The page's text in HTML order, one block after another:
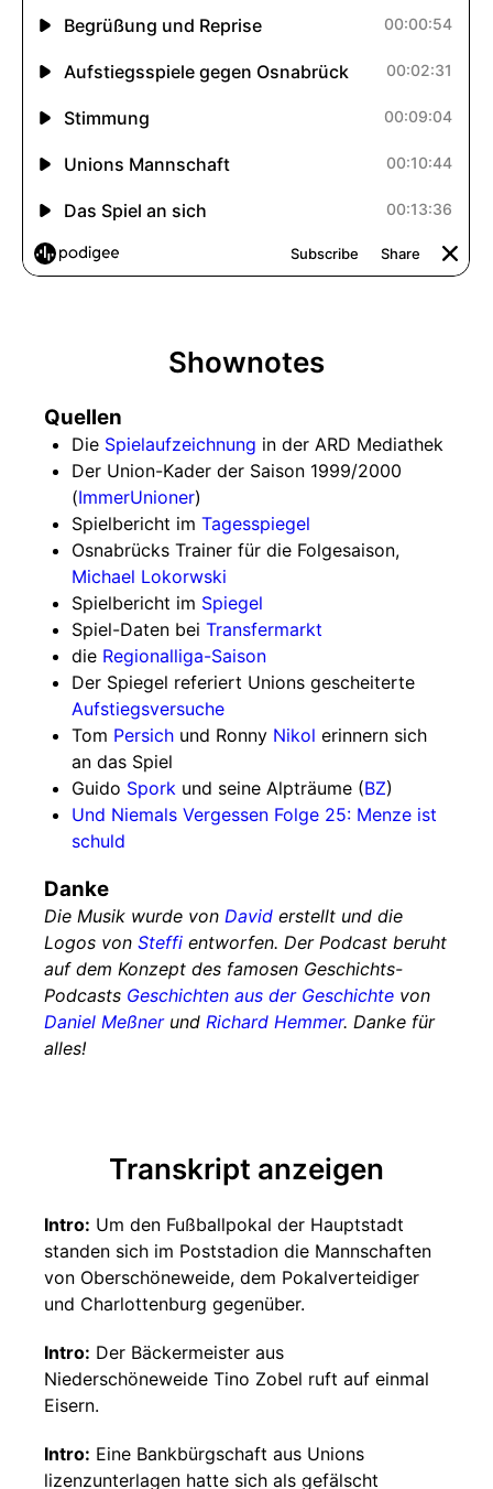
Shownotes
Quellen
Die Spielaufzeichnung in der ARD Mediathek
Der Union-Kader der Saison 1999/2000
(ImmerUnioner)
Spielbericht im Tagesspiegel
Osnabrücks Trainer für die Folgesaison,
Michael Lokorwski
Spielbericht im Spiegel
Spiel-Daten bei Transfermarkt
die Regionalliga-Saison
Der Spiegel referiert Unions gescheiterte
Aufstiegsversuche
Tom Persich und Ronny Nikol erinnern sich
an das Spiel
Guido Spork und seine Alpträume (BZ)
Und Niemals Vergessen Folge 25: Menze ist
schuld
Danke
Die Musik wurde von David erstellt und die
Logos von Steffi entworfen. Der Podcast beruht
auf dem Konzept des famosen Geschichts-
Podcasts Geschichten aus der Geschichte von
Daniel Meßnerund Richard Hemmer. Danke für
alles!
Transkript anzeigen
Intro: Um den Fußballpokal der Hauptstadt
standen sich im Poststadion die Mannschaften
von Oberschöneweide, dem Pokalverteidiger
und Charlottenburg gegenüber.
Intro: Der Bäckermeister aus
Niederschöneweide Tino Zobel ruft auf einmal
Eisern.
Intro: Eine Bankbürgschaft aus Unions
lizenzunterlagen hatte sich als gefälscht